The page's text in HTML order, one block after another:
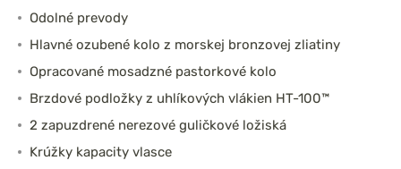
Odolné prevody
Hlavné ozubené kolo z morskej bronzovej zliatiny
Opracované mosadzné pastorkové kolo
Brzdové podložky z uhlíkových vlákien HT-100™
2 zapuzdrené nerezové guličkové ložiská
Krúžky kapacity vlasce